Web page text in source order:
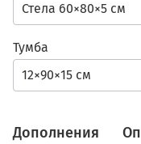
Стела 60×80×5 см
12×90×15 см
Тумба
Дополнения